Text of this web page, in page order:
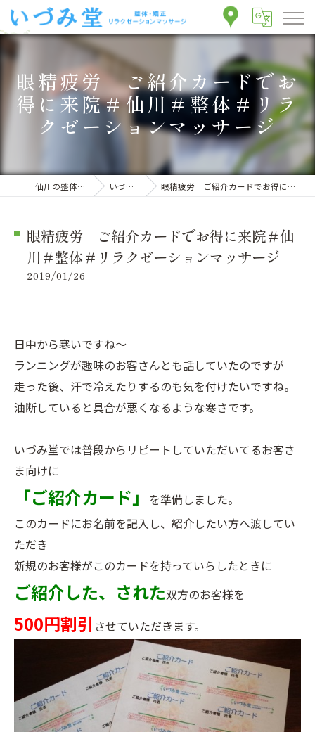
眼精疲労 ご紹介カードでお
得に来院＃仙川＃整体＃リラ
クゼーションマッサージ
仙川の整体ならいづみ堂整体院 いづみ堂のブログ 眼精疲労 ご紹介カードでお得に来院＃仙川＃整体＃リラクゼーションマッサージ
眼精疲労 ご紹介カードでお得に来院＃仙
川＃整体＃リラクゼーションマッサージ
2019/01/26
日中から寒いですね～
ランニングが趣味のお客さんとも話していたのですが
走った後、汗で冷えたりするのも気を付けたいですね。
油断していると具合が悪くなるような寒さです。
いづみ堂では普段からリピートしていただいてるお客さ
ま向けに
「ご紹介カード」
を準備しました。
このカードにお名前を記入し、紹介したい方へ渡してい
ただき
新規のお客様がこのカードを持っていらしたときに
ご紹介した、された双方のお客様を
500円割引 させていただきます。